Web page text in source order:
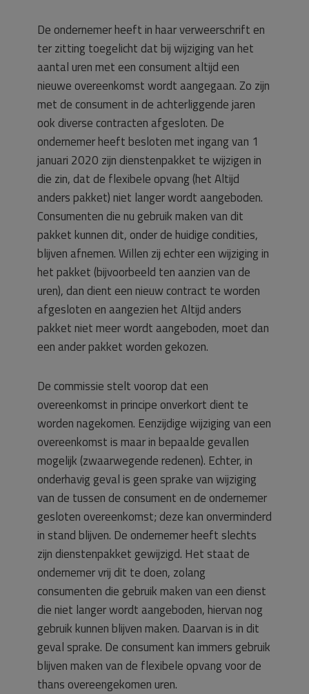
De ondernemer heeft in haar verweerschrift en
ter zitting toegelicht dat bij wijziging van het
aantal uren met een consument altijd een
nieuwe overeenkomst wordt aangegaan. Zo zijn
met de consument in de achterliggende jaren
ook diverse contracten afgesloten. De
ondernemer heeft besloten met ingang van 1
januari 2020 zijn dienstenpakket te wijzigen in
die zin, dat de flexibele opvang (het Altijd
anders pakket) niet langer wordt aangeboden.
Consumenten die nu gebruik maken van dit
pakket kunnen dit, onder de huidige condities,
blijven afnemen. Willen zij echter een wijziging in
het pakket (bijvoorbeeld ten aanzien van de
uren), dan dient een nieuw contract te worden
afgesloten en aangezien het Altijd anders
pakket niet meer wordt aangeboden, moet dan
een ander pakket worden gekozen.
De commissie stelt voorop dat een
overeenkomst in principe onverkort dient te
worden nagekomen. Eenzijdige wijziging van een
overeenkomst is maar in bepaalde gevallen
mogelijk (zwaarwegende redenen). Echter, in
onderhavig geval is geen sprake van wijziging
van de tussen de consument en de ondernemer
gesloten overeenkomst; deze kan onverminderd
in stand blijven. De ondernemer heeft slechts
zijn dienstenpakket gewijzigd. Het staat de
ondernemer vrij dit te doen, zolang
consumenten die gebruik maken van een dienst
die niet langer wordt aangeboden, hiervan nog
gebruik kunnen blijven maken. Daarvan is in dit
geval sprake. De consument kan immers gebruik
blijven maken van de flexibele opvang voor de
thans overeengekomen uren.